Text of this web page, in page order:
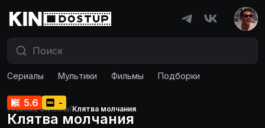
Сериалы Мультики Фильмы Подборки
Главная/Фильмы/Клятва молчания
5.6 -
Клятва молчания